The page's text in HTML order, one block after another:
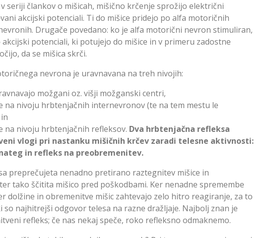
seriji člankov o mišicah, mišično krčenje sprožijo električni
akcijski potenciali. Ti do mišice pridejo po alfa motoričnih
Drugače povedano: ko je alfa motorični nevron stimuliran,
potenciali, ki potujejo do mišice in v primeru zadostne
da se mišica skrči.
nevrona je uravnavana na treh nivojih:
možgani oz. višji možganski centri,
na nivoju hrbtenjačnih internevronov (te na tem mestu le
na nivoju hrbtenjačnih refleksov. Dva hrbtenjačna refleksa
vlogi pri nastanku mišičnih krčev zaradi telesne aktivnosti:
in refleks na preobremenitev.
preprečujeta nenadno pretirano raztegnitev mišice in
tako ščitita mišico pred poškodbami. Ker nenadne spremembe
dolžine in obremenitve mišic zahtevajo zelo hitro reagiranje, za to
so najhitrejši odgovor telesa na razne dražljaje. Najbolj znan je
refleks; če nas nekaj speče, roko refleksno odmaknemo.